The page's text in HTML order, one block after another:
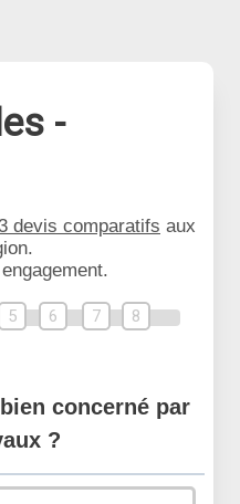
-
devis comparatifs aux
5 6 7 8
concerné par
?